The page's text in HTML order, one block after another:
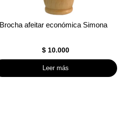
Brocha afeitar económica Simona
$10.000
Leer más